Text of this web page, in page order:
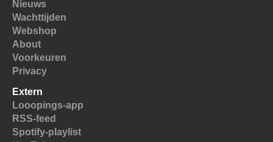
Nieuws
Wachttijden
Webshop
About
Voorkeuren
Privacy
Extern
Looopings-app
RSS-feed
Spotify-playlist